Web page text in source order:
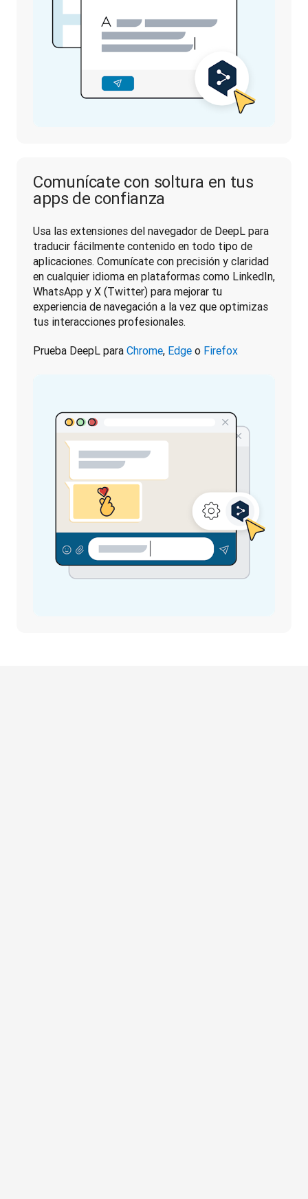
Comunícate con soltura en tus
apps de confianza
Usa las extensiones del navegador de DeepL para
traducir fácilmente contenido en todo tipo de
aplicaciones. Comunícate con precisión y claridad
en cualquier idioma en plataformas como LinkedIn,
WhatsApp y X (Twitter) para mejorar tu
experiencia de navegación a la vez que optimizas
tus interacciones profesionales.
Prueba DeepL para Chrome, Edge o Firefox